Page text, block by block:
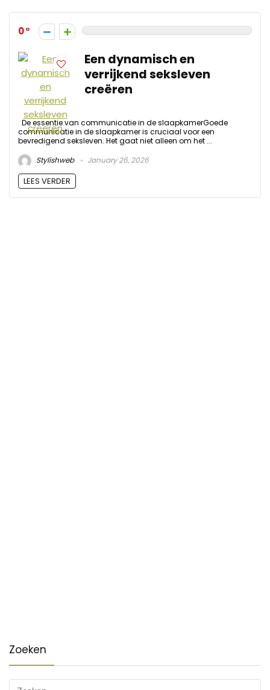
0
Een dynamisch en
verrijkend seksleven
creëren
De essentie van communicatie in de slaapkamerGoede
communicatie in de slaapkamer is cruciaal voor een
bevredigend seksleven. Het gaat niet alleen om het ...
Stylishweb
January 26, 2026
LEES VERDER
Zoeken